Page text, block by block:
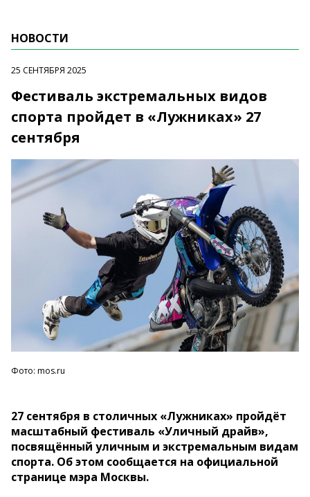
НОВОСТИ
25 СЕНТЯБРЯ 2025
Фестиваль экстремальных видов
спорта пройдет в «Лужниках» 27
сентября
Фото: mos.ru
27 сентября в столичных «Лужниках» пройдёт
масштабный фестиваль «Уличный драйв»,
посвящённый уличным и экстремальным видам
спорта. Об этом сообщается на официальной
странице мэра Москвы.